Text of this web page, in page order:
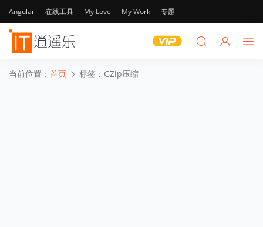
Angular 在线工具 My Love My Work 专题
当前位置： 首页 标签：GZip压缩